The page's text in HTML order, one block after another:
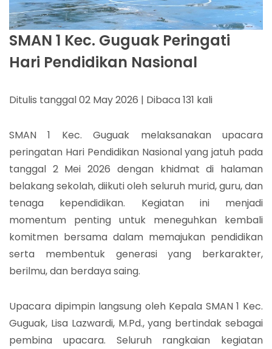
SMAN 1 Kec. Guguak Peringati
Hari Pendidikan Nasional
Ditulis tanggal 02 May 2026 | Dibaca 131 kali
SMAN 1 Kec. Guguak melaksanakan upacara
peringatan Hari Pendidikan Nasional yang jatuh pada
tanggal 2 Mei 2026 dengan khidmat di halaman
belakang sekolah, diikuti oleh seluruh murid, guru, dan
tenaga kependidikan. Kegiatan ini menjadi
momentum penting untuk meneguhkan kembali
komitmen bersama dalam memajukan pendidikan
serta membentuk generasi yang berkarakter,
berilmu, dan berdaya saing.
Upacara dipimpin langsung oleh Kepala SMAN 1 Kec.
Guguak, Lisa Lazwardi, M.Pd., yang bertindak sebagai
pembina upacara. Seluruh rangkaian kegiatan